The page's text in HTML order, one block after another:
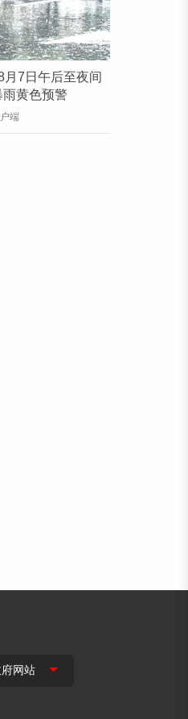
7日午后至夜间
黄色预警
端